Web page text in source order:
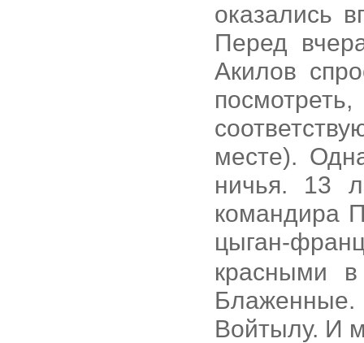
оказались
Перед
Акилов
месте).
ничья. 13
командира
цыган-
красными
Войтылу. И